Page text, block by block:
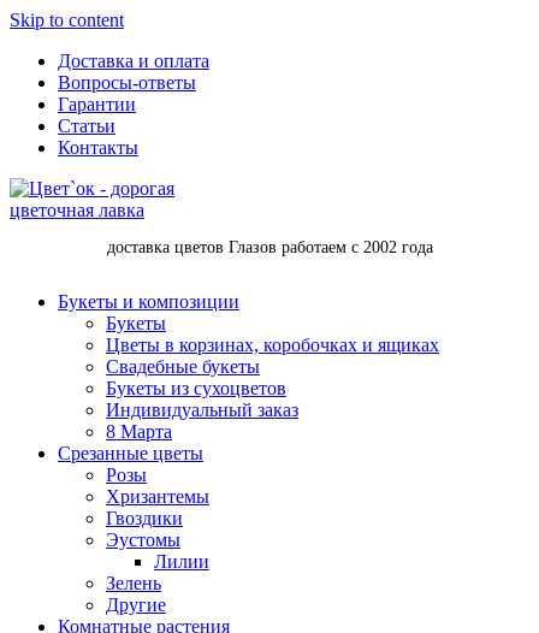
Skip to content
Доставка и оплата
Вопросы-ответы
Гарантии
Статьи
Контакты
доставка цветов Глазов работаем с 2002 года
Букеты и композиции
Букеты
Цветы в корзинах, коробочках и ящиках
Свадебные букеты
Букеты из сухоцветов
Индивидуальный заказ
8 Марта
Срезанные цветы
Розы
Хризантемы
Гвоздики
Эустомы
Лилии
Зелень
Другие
Комнатные растения